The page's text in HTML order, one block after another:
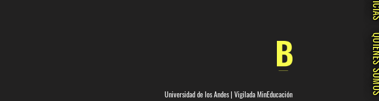
Universidad de los Andes | Vigilada MinEducación